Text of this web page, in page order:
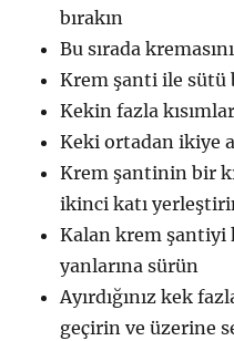
bırakın
Bu sırada
Krem şanti ile sütü
Kekin fazla
Keki ortadan ikiye
Krem şantinin bir
ikinci katı
Kalan krem şantiyi
yanlarına sürün
Ayırdığınız kek
geçirin ve üzerine